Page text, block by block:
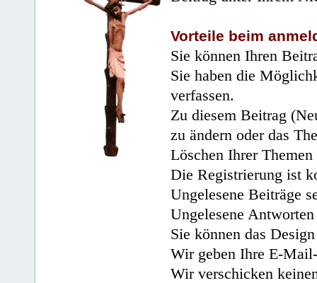
Vorteile beim
Sie können Ihren
Sie haben die
verfassen.
Zu diesem Beitrag
zu ändern oder das
Löschen Ihrer
Die Registrierung ist
Ungelesene Beiträge
Ungelesene
Sie können das
Wir geben Ihre E-
Wir verschicken